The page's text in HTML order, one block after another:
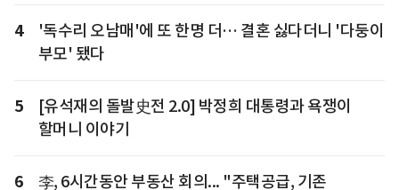
4
'독수리 오남매'에 또 한명 더… 결혼 싫다더니 '다둥이
부모' 됐다
5
[유석재의 돌발史전 2.0] 박정희 대통령과 욕쟁이
할머니 이야기
6
李, 6시간동안 부동산 회의... "주택공급, 기존